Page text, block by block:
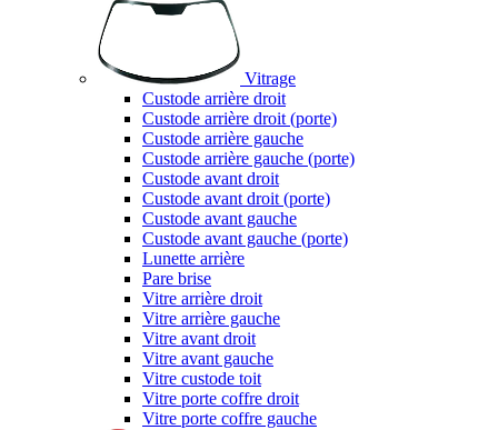
Vitrage
Custode arrière droit
Custode arrière droit (porte)
Custode arrière gauche
Custode arrière gauche (porte)
Custode avant droit
Custode avant droit (porte)
Custode avant gauche
Custode avant gauche (porte)
Lunette arrière
Pare brise
Vitre arrière droit
Vitre arrière gauche
Vitre avant droit
Vitre avant gauche
Vitre custode toit
Vitre porte coffre droit
Vitre porte coffre gauche